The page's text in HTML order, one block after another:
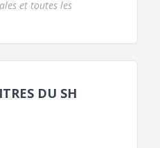
et toutes les
DU SH